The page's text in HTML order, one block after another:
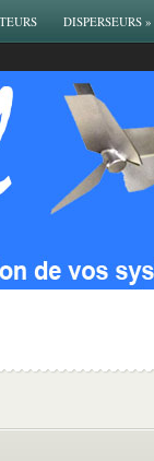
DISPERSEURS »